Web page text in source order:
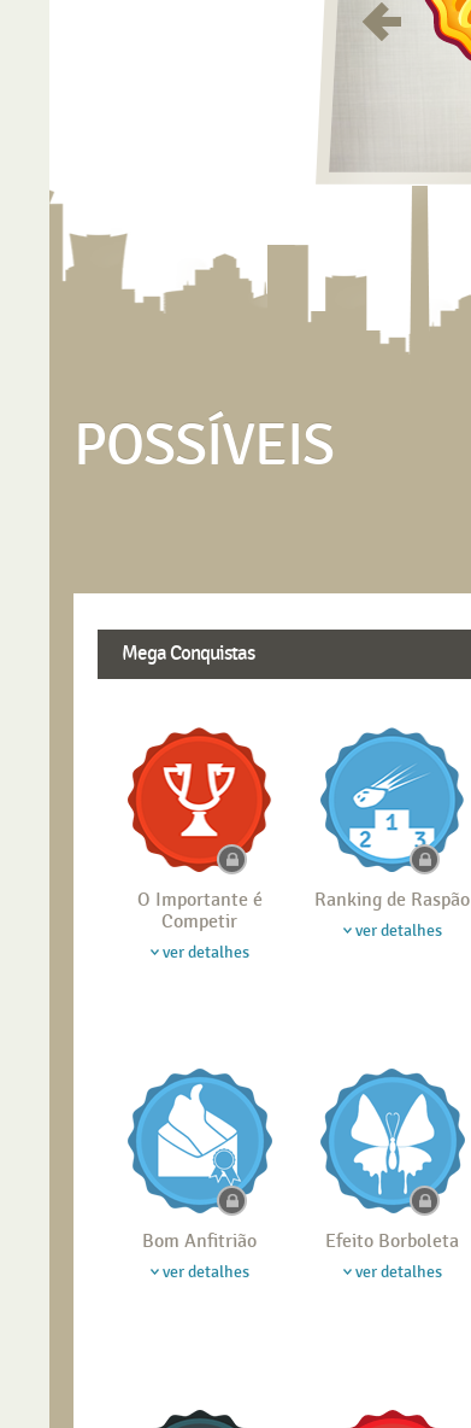
POSSÍVEIS
Mega Conquistas
O Importante é
Competir
ver detalhes
Ranking de Raspão
ver detalhes
Bom Anfitrião
ver detalhes
Efeito Borboleta
ver detalhes